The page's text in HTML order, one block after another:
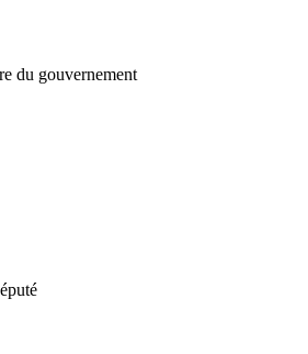
du gouvernement